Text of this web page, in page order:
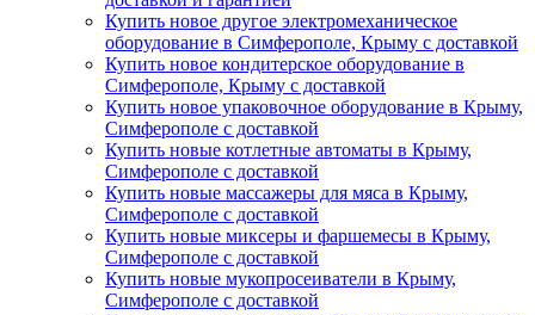
Купить новое другое электромеханическое
оборудование в Симферополе, Крыму с доставкой
Купить новое кондитерское оборудование в
Симферополе, Крыму с доставкой
Купить новое упаковочное оборудование в Крыму,
Симферополе с доставкой
Купить новые котлетные автоматы в Крыму,
Симферополе с доставкой
Купить новые массажеры для мяса в Крыму,
Симферополе с доставкой
Купить новые миксеры и фаршемесы в Крыму,
Симферополе с доставкой
Купить новые мукопросеиватели в Крыму,
Симферополе с доставкой